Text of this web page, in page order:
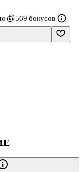
сравнительной
общая
в объеме
Терминология
569 бонусов